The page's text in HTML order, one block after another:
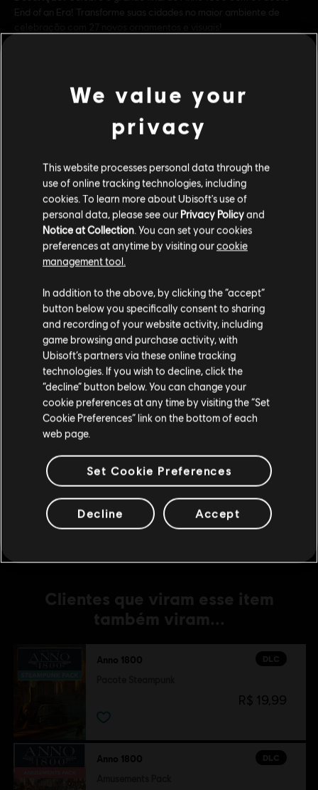
End of an Era! Transforme suas cidades no maior ambiente de
Plataformas: PC (Digital)
Simulação, Estratégia
Você precisa de uma conta Ubisoft e instalar o
aplicativo Ubisoft Connect para reproduzir este conteúdo.
© 2019–2024 Ubisoft Entertainment. All Rights Reserved.
Anno 1800, Ubisoft, and the Ubisoft logo are registered or
unregistered trademarks of Ubisoft Entertainment in the
US and/or other countries. Anno is a registered or
unregistered trademark of Ubisoft GmbH in the US and/or
other countries.
Additional content for this game:
DLC
Anno 1800
Amusements Pack
R$ 19,99
Anno 1800
Holiday Pack
R$ 11,99
Anno 1800
Deluxe Pack
R$ 29,99
DLC
Anno 1800
Pacote Steampunk
R$ 19,99
Clientes que viram esse item
também viram...
DLC
Anno 1800
R$ 19,99
DLC
Anno 1800
Parece que você está no paísUnited States
Visite nossa Store local para fazer sua compra.
Fique na Store atual
Mudar para a loja do país Portugal
We value your
privacy
This website processes personal data through the
use of online tracking technologies, including
cookies. To learn more about Ubisoft's use of
personal data, please see our Privacy Policyand
Notice at Collection . You can set your cookies
preferences at anytime by visiting ourcookie
management tool.
In addition to the above, by clicking the “accept”
button below you specifically consent to sharing
and recording of your website activity, including
game browsing and purchase activity, with
Ubisoft’s partners via these online tracking
technologies. If you wish to decline, click the
“decline” button below. You can change your
cookie preferences at any time by visiting the “Set
Cookie Preferences” link on the bottom of each
web page.
Set Cookie Preferences
Decline Accept